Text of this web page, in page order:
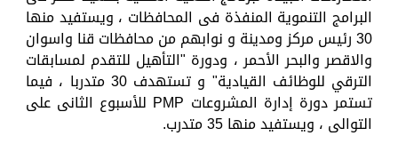
البرامج التنموية المنفذة فى المحافظات ، ويستفيد منها
30 رئيس مركز ومدينة و نوابهم من محافظات قنا واسوان
والاقصر والبحر الأحمر ، ودورة "التأهيل للتقدم لمسابقات
الترقي للوظائف القيادية" و تستهدف 30 متدربا ، فيما
تستمر دورة إدارة المشروعات PMP للأسبوع الثانى على
التوالى ، ويستفيد منها 35 متدرب.